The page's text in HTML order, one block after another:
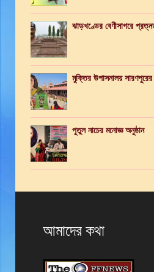
ঝাড়খণ্ডের বেণীসাগরে
মুক্তির উপাসনালয় সারণপুরের
পুতুল নাচের মনোজ্ঞ অনুষ্ঠান
আমাদের কথা